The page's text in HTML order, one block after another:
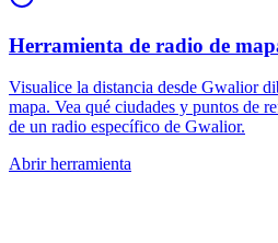
Herramienta de radio de
Visualice la distancia desde Gwalior
mapa. Vea qué ciudades y puntos de
de un radio específico de Gwalior.
Abrir herramienta